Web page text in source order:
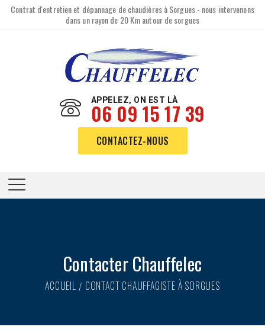
Contrat d'entretien et dépannage de chaudières à Sorgues - nous intervenons
dans un rayon de 20 Km autour de sorgues
APPELEZ, ON EST LÀ
06 09 15 17 39
CONTACTEZ-NOUS
Contacter Chauffelec
ACCUEIL CONTACT CHAUFFAGISTE À SORGUES